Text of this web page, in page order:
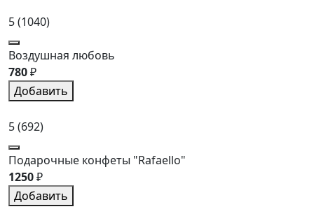
5(1040)
Воздушная любовь
780₽
Добавить
5(692)
Подарочные конфеты "Rafaello"
1250₽
Добавить